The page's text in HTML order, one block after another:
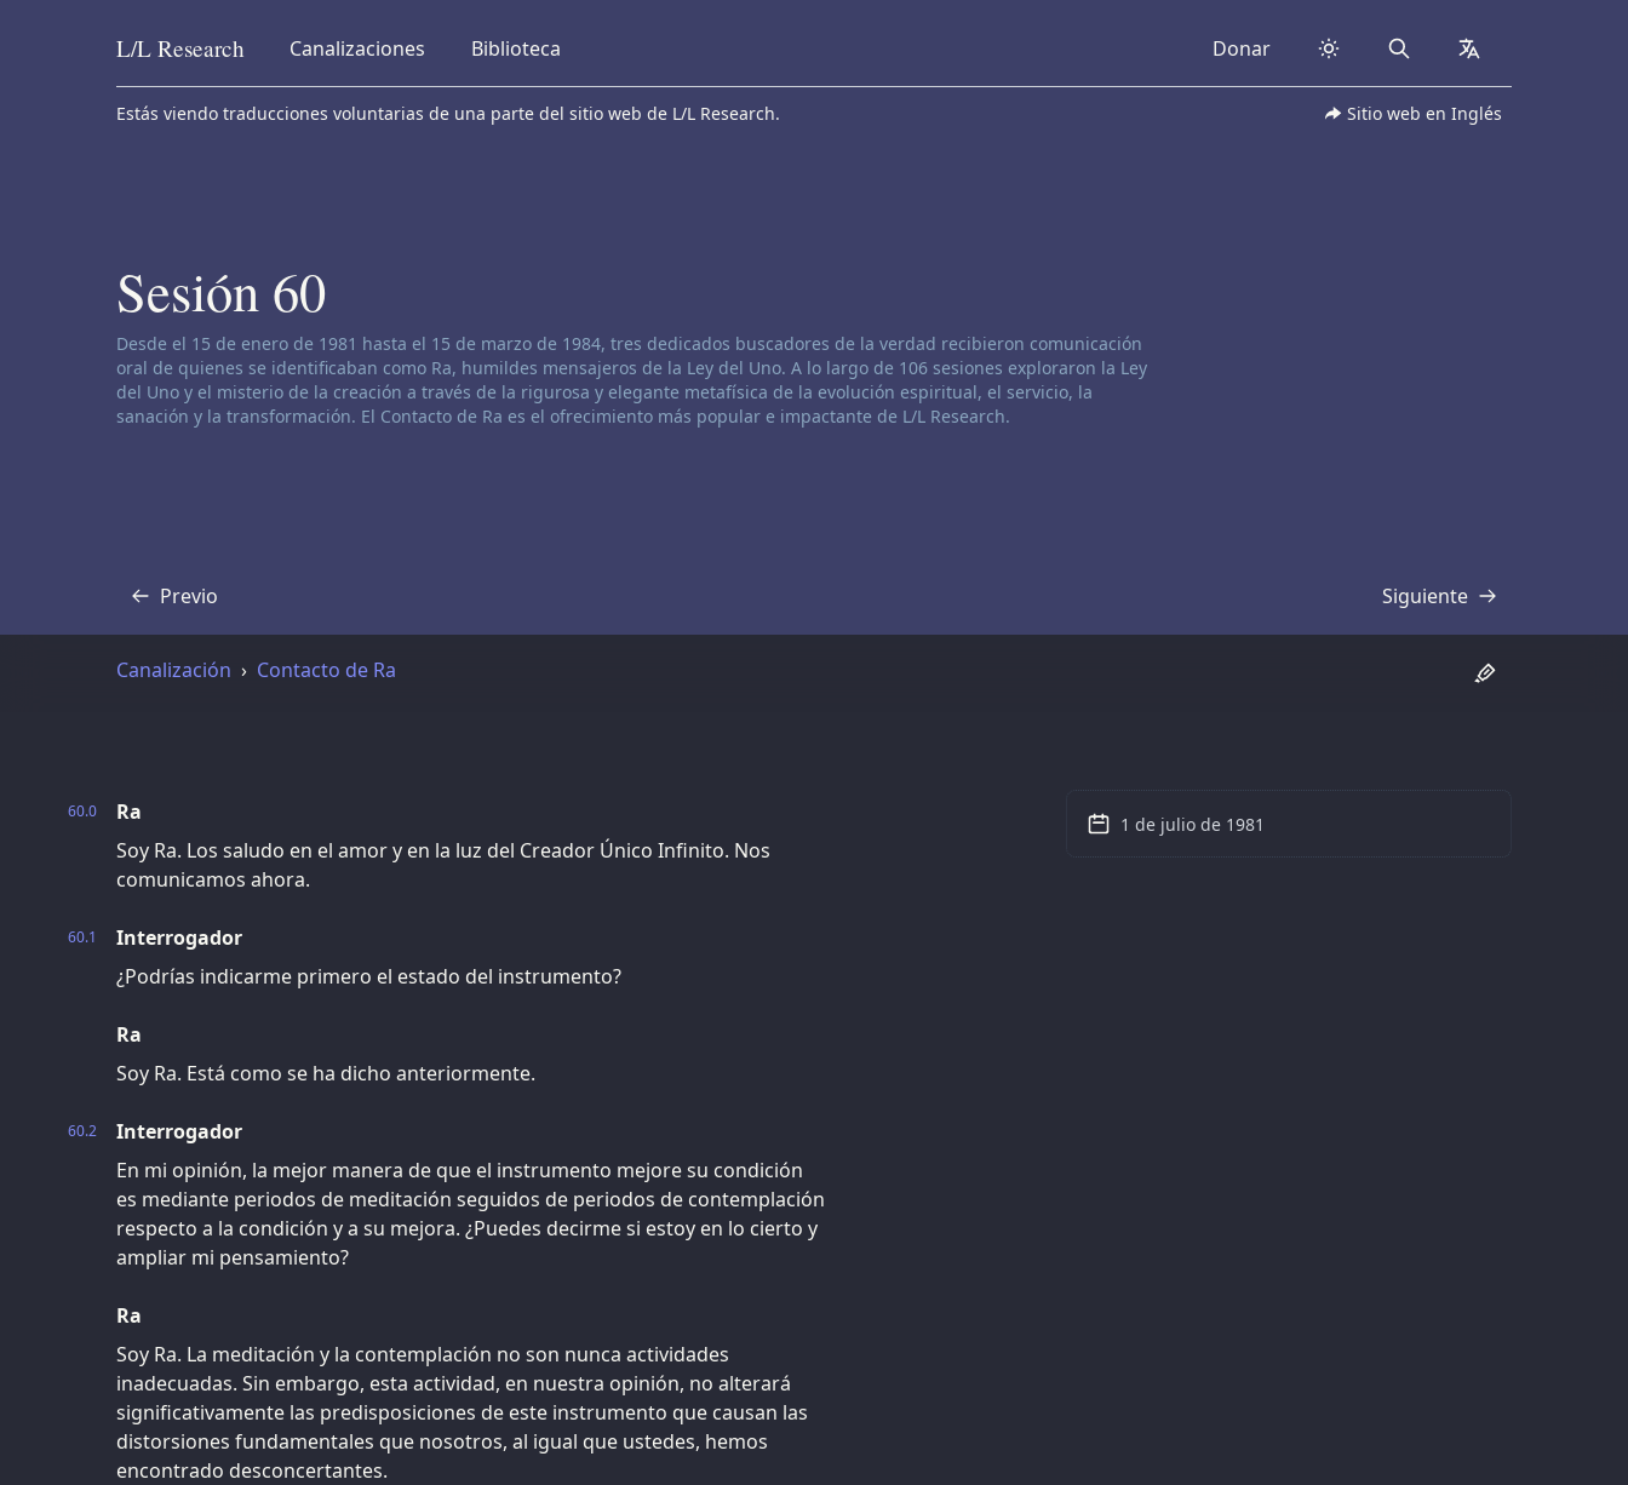
Skip to content
L/L Research Canalizaciones Biblioteca Donar Search collapsed
Estás viendo traducciones voluntarias de una parte del sitio web de L/L Research. Sitio web en Inglés
Sesión 60
Descargo de responsabilidad de canalización:
Desde el 15 de enero de 1981 hasta el 15 de marzo de 1984, tres dedicados buscadores de la verdad recibieron comunicación
oral de quienes se identificaban como Ra, humildes mensajeros de la Ley del Uno. A lo largo de 106 sesiones exploraron la Ley
del Uno y el misterio de la creación a través de la rigurosa y elegante metafísica de la evolución espiritual, el servicio, la
sanación y la transformación. El Contacto de Ra es el ofrecimiento más popular e impactante de L/L Research.
Previo
Transcripción Siguiente
Transcripción
Canalización Contacto de Ra
60.0
Ra
Soy Ra. Los saludo en el amor y en la luz del Creador Único Infinito. Nos
comunicamos ahora.
60.1
Interrogador
¿Podrías indicarme primero el estado del instrumento?
Ra
Soy Ra. Está como se ha dicho anteriormente.
60.2
Interrogador
En mi opinión, la mejor manera de que el instrumento mejore su condición
es mediante periodos de meditación seguidos de periodos de contemplación
respecto a la condición y a su mejora. ¿Puedes decirme si estoy en lo cierto y
ampliar mi pensamiento?
Ra
Soy Ra. La meditación y la contemplación no son nunca actividades
inadecuadas. Sin embargo, esta actividad, en nuestra opinión, no alterará
significativamente las predisposiciones de este instrumento que causan las
distorsiones fundamentales que nosotros, al igual que ustedes, hemos
encontrado desconcertantes.
1 de julio de 1981